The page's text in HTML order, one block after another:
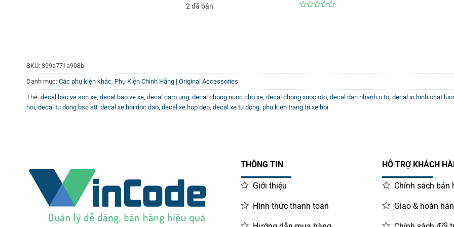
2 đã bán
SKU: 399a771a908b
Danh mục: Các phụ kiện khác Phụ Kiện Chính Hãng | Original Accessories
Thẻ: decal bao ve son xe decal bao ve xe decal cam ung decal chong nuoc cho xe decal chong xuoc oto decal dan nhanh o to decal in hinh chat
hoi decal tu dong bsc a8 decal xe hoi doc dao decal xe hop dep decal xe tu dong phu kien trang tri xe hoi
THÔNG TIN
Giới thiệu
Hình thức thanh toán
HỖ TRỢ KHÁCH
Chính sách bán
Giao & hoàn